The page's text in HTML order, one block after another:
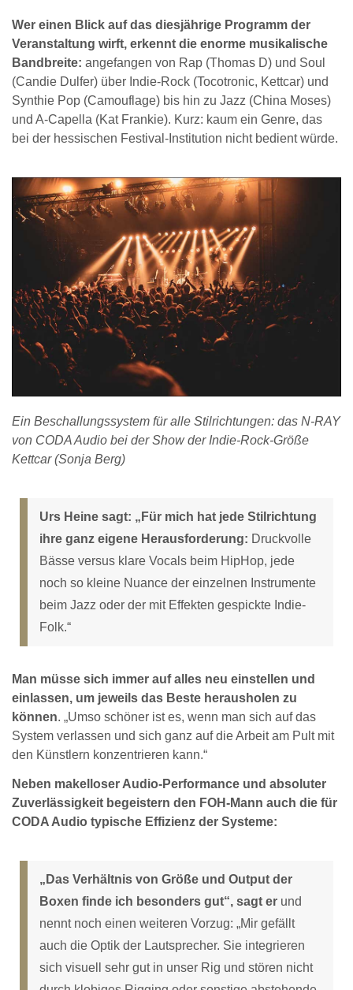
Wer einen Blick auf das diesjährige Programm der
Veranstaltung wirft, erkennt die enorme musikalische
Bandbreite: angefangen von Rap (Thomas D) und Soul
(Candie Dulfer) über Indie-Rock (Tocotronic, Kettcar) und
Synthie Pop (Camouflage) bis hin zu Jazz (China Moses)
und A-Capella (Kat Frankie). Kurz: kaum ein Genre, das
bei der hessischen Festival-Institution nicht bedient würde.
Ein Beschallungssystem für alle Stilrichtungen: das N-RAY
von CODA Audio bei der Show der Indie-Rock-Größe
Kettcar (Sonja Berg)
Urs Heine sagt: „Für mich hat jede Stilrichtung
ihre ganz eigene Herausforderung: Druckvolle
Bässe versus klare Vocals beim HipHop, jede
noch so kleine Nuance der einzelnen Instrumente
beim Jazz oder der mit Effekten gespickte Indie-
Folk.“
Man müsse sich immer auf alles neu einstellen und
einlassen, um jeweils das Beste herausholen zu
können. „Umso schöner ist es, wenn man sich auf das
System verlassen und sich ganz auf die Arbeit am Pult mit
den Künstlern konzentrieren kann.“
Neben makelloser Audio-Performance und absoluter
Zuverlässigkeit begeistern den FOH-Mann auch die für
CODA Audio typische Effizienz der Systeme:
„Das Verhältnis von Größe und Output der
Boxen finde ich besonders gut“, sagt er und
nennt noch einen weiteren Vorzug: „Mir gefällt
auch die Optik der Lautsprecher. Sie integrieren
sich visuell sehr gut in unser Rig und stören nicht